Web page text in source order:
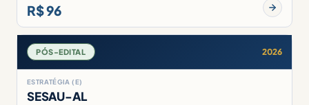
R$ 96
PÓS-EDITAL 2026
ESTRATÉGIA (E)
SESAU-AL